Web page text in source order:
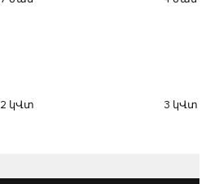
2 կՎտ 3 կՎտ